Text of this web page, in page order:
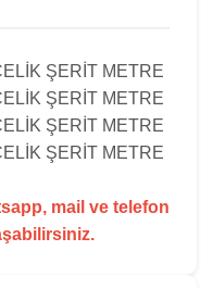
ŞERİT METRE
ŞERİT METRE
ŞERİT METRE
ŞERİT METRE
mail ve telefon